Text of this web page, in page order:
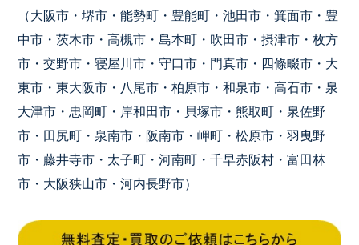
（大阪市・堺市・能勢町・豊能町・池田市・箕面市・豊
中市・茨木市・高槻市・島本町・吹田市・摂津市・枚方
市・交野市・寝屋川市・守口市・門真市・四條畷市・大
東市・東大阪市・八尾市・柏原市・和泉市・高石市・泉
大津市・忠岡町・岸和田市・貝塚市・熊取町・泉佐野
市・田尻町・泉南市・阪南市・岬町・松原市・羽曳野
市・藤井寺市・太子町・河南町・千早赤阪村・富田林
市・大阪狭山市・河内長野市）